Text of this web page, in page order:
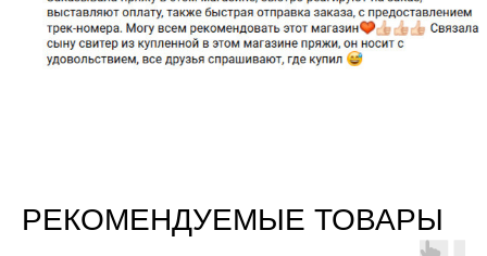
РЕКОМЕНДУЕМЫЕ ТОВАРЫ